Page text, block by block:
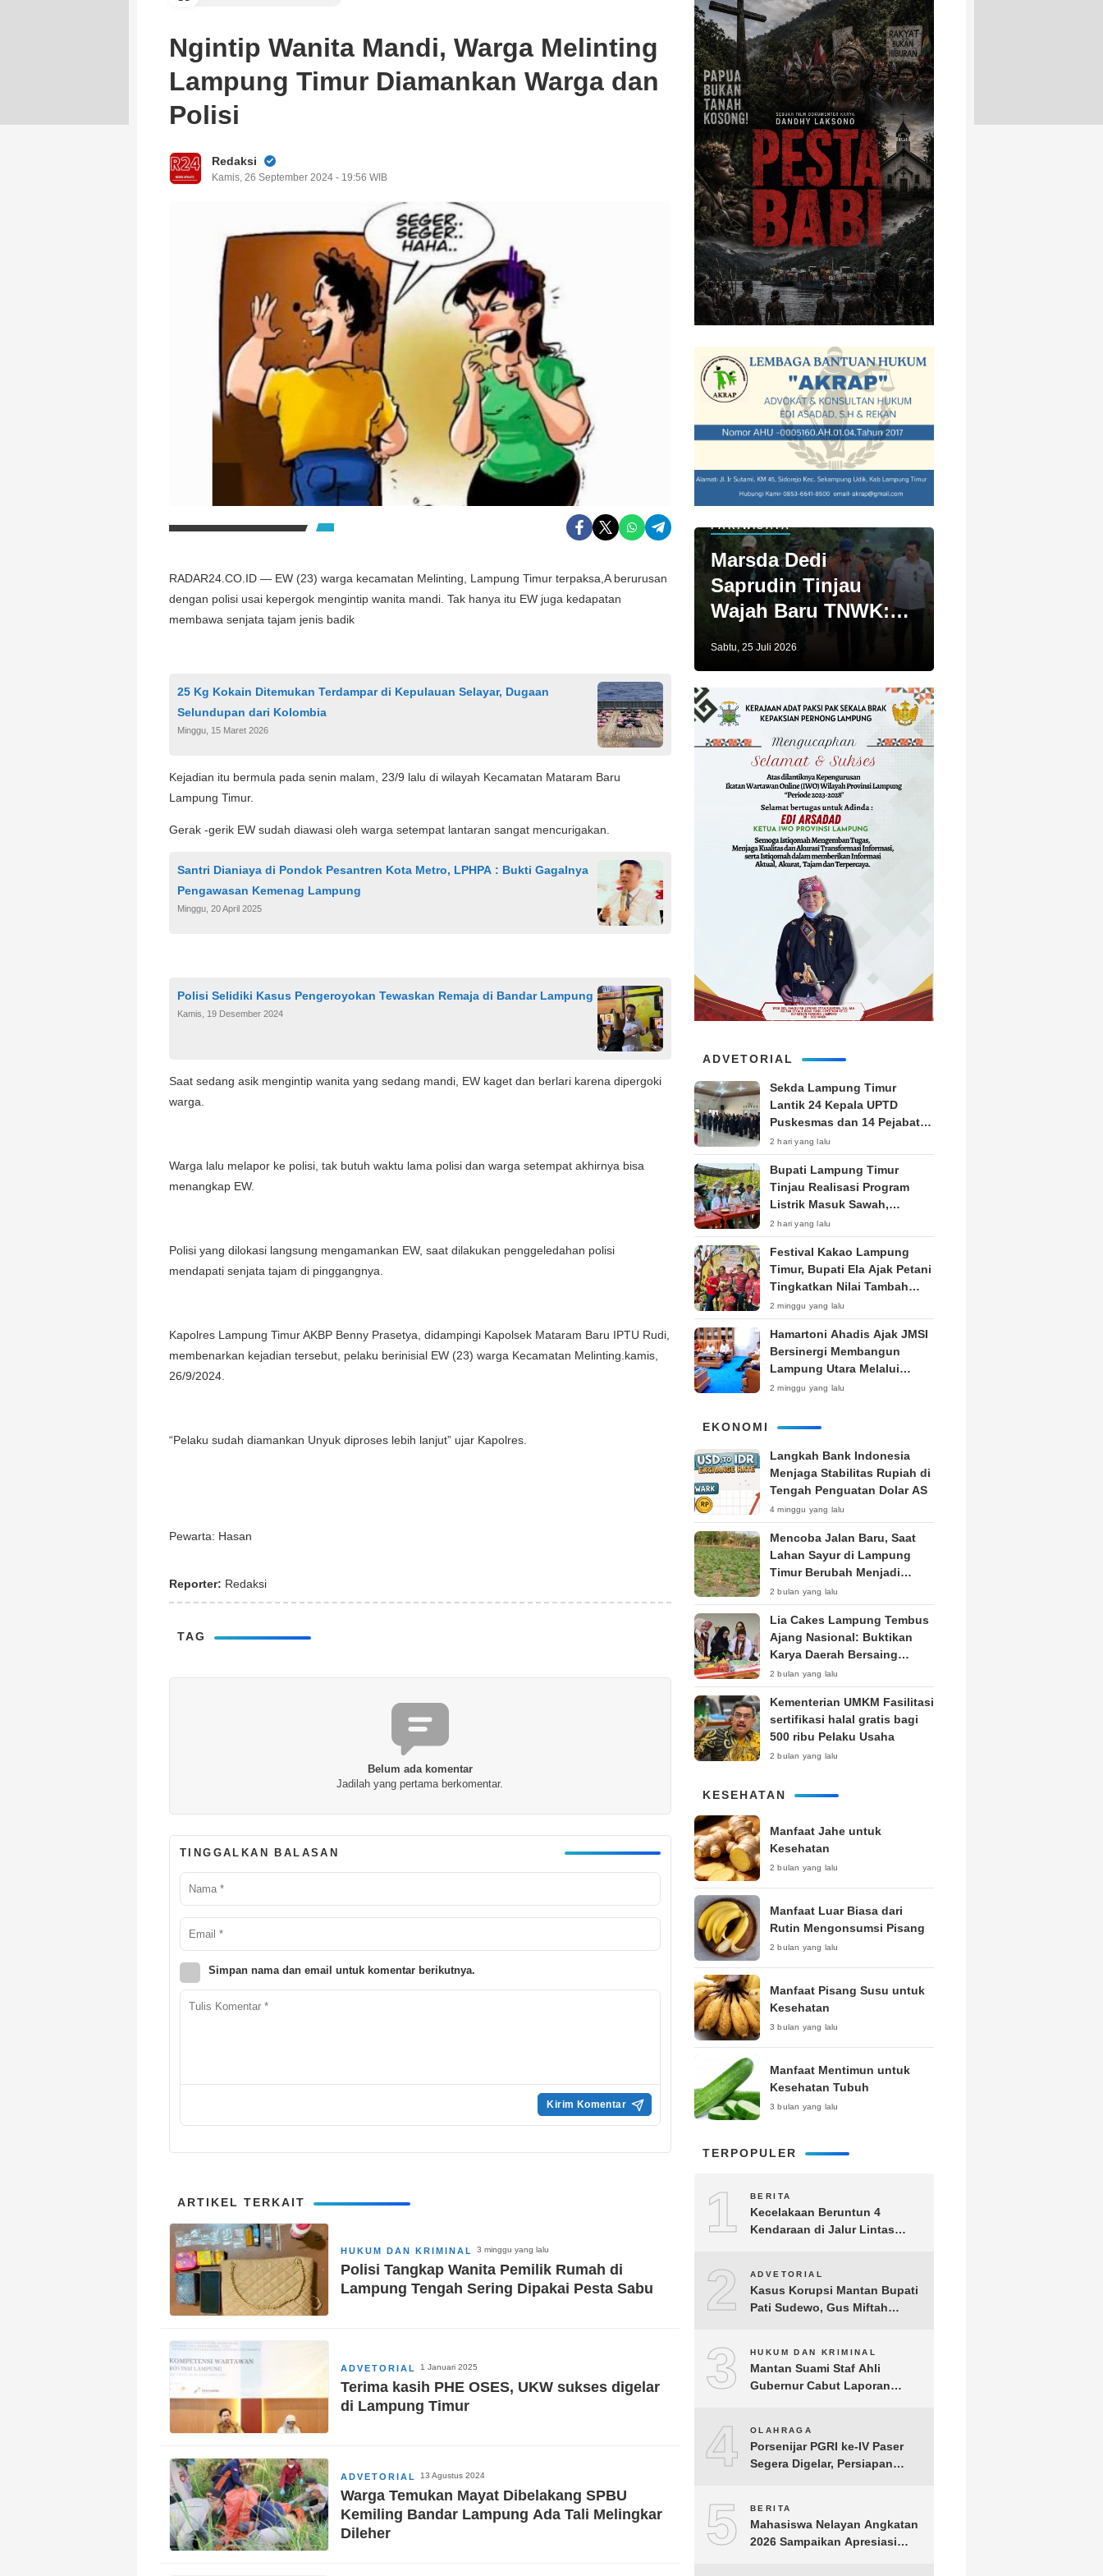
Ngintip Wanita Mandi, Warga Melinting
Lampung Timur Diamankan Warga dan
Polisi
Redaksi
Kamis, 26 September 2024 - 19:56 WIB
RADAR24.CO.ID — EW (23) warga kecamatan Melinting, Lampung Timur terpaksa,A berurusan
dengan polisi usai kepergok mengintip wanita mandi. Tak hanya itu EW juga kedapatan
membawa senjata tajam jenis badik
25 Kg Kokain Ditemukan Terdampar di Kepulauan Selayar, Dugaan
Selundupan dari Kolombia
Minggu, 15 Maret 2026
Kejadian itu bermula pada senin malam, 23/9 lalu di wilayah Kecamatan Mataram Baru
Lampung Timur.
Gerak -gerik EW sudah diawasi oleh warga setempat lantaran sangat mencurigakan.
Santri Dianiaya di Pondok Pesantren Kota Metro, LPHPA : Bukti Gagalnya
Pengawasan Kemenag Lampung
Minggu, 20 April 2025
Polisi Selidiki Kasus Pengeroyokan Tewaskan Remaja di Bandar Lampung
Kamis, 19 Desember 2024
Saat sedang asik mengintip wanita yang sedang mandi, EW kaget dan berlari karena dipergoki
warga.
Warga lalu melapor ke polisi, tak butuh waktu lama polisi dan warga setempat akhirnya bisa
menangkap EW.
Polisi yang dilokasi langsung mengamankan EW, saat dilakukan penggeledahan polisi
mendapati senjata tajam di pinggangnya.
Kapolres Lampung Timur AKBP Benny Prasetya, didampingi Kapolsek Mataram Baru IPTU Rudi,
membenarkan kejadian tersebut, pelaku berinisial EW (23) warga Kecamatan Melinting.kamis,
26/9/2024.
“Pelaku sudah diamankan Unyuk diproses lebih lanjut” ujar Kapolres.
Pewarta: Hasan
Reporter: Redaksi
TAG
Belum ada komentar
Jadilah yang pertama berkomentar.
TINGGALKAN BALASAN
Simpan nama dan email untuk komentar berikutnya.
ARTIKEL TERKAIT
HUKUM DAN KRIMINAL 3 minggu yang lalu
Polisi Tangkap Wanita Pemilik Rumah di
Lampung Tengah Sering Dipakai Pesta Sabu
ADVETORIAL 1 Januari 2025
Terima kasih PHE OSES, UKW sukses digelar
di Lampung Timur
ADVETORIAL 13 Agustus 2024
Warga Temukan Mayat Dibelakang SPBU
Kemiling Bandar Lampung Ada Tali Melingkar
Dileher
PARIWISATA
Marsda Dedi
Saprudin Tinjau
Wajah Baru TNWK:
Sabtu, 25 Juli 2026
ADVETORIAL
‎Sekda Lampung Timur
Lantik 24 Kepala UPTD
Puskesmas dan 14 Pejabat
Fungsional, Dorong Inovasi
dan Pelayanan Prima
2 hari yang lalu
Bupati Lampung Timur
Tinjau Realisasi Program
Listrik Masuk Sawah,
Siapkan Subsidi KWH untuk
Petani
2 hari yang lalu
‎Festival Kakao Lampung
Timur, Bupati Ela Ajak Petani
Tingkatkan Nilai Tambah
Produk
2 minggu yang lalu
Hamartoni Ahadis Ajak JMSI
Bersinergi Membangun
Lampung Utara Melalui
Pemberitaan
2 minggu yang lalu
EKONOMI
Langkah Bank Indonesia
Menjaga Stabilitas Rupiah di
Tengah Penguatan Dolar AS
4 minggu yang lalu
Mencoba Jalan Baru, Saat
Lahan Sayur di Lampung
Timur Berubah Menjadi
Kebun Tembakau
2 bulan yang lalu
Lia Cakes Lampung Tembus
Ajang Nasional: Buktikan
Karya Daerah Bersaing
Setara Kota Besar
2 bulan yang lalu
Kementerian UMKM Fasilitasi
sertifikasi halal gratis bagi
500 ribu Pelaku Usaha
2 bulan yang lalu
KESEHATAN
Manfaat Jahe untuk
Kesehatan
2 bulan yang lalu
Manfaat Luar Biasa dari
Rutin Mengonsumsi Pisang
2 bulan yang lalu
Manfaat Pisang Susu untuk
Kesehatan
3 bulan yang lalu
Manfaat Mentimun untuk
Kesehatan Tubuh
3 bulan yang lalu
TERPOPULER
1 BERITA
Kecelakaan Beruntun 4
Kendaraan di Jalur Lintas
2 ADVETORIAL
Kasus Korupsi Mantan Bupati
Pati Sudewo, Gus Miftah
3 HUKUM DAN KRIMINAL
Mantan Suami Staf Ahli
Gubernur Cabut Laporan
4 OLAHRAGA
Porsenijar PGRI ke-IV Paser
Segera Digelar, Persiapan
5 BERITA
Mahasiswa Nelayan Angkatan
2026 Sampaikan Apresiasi